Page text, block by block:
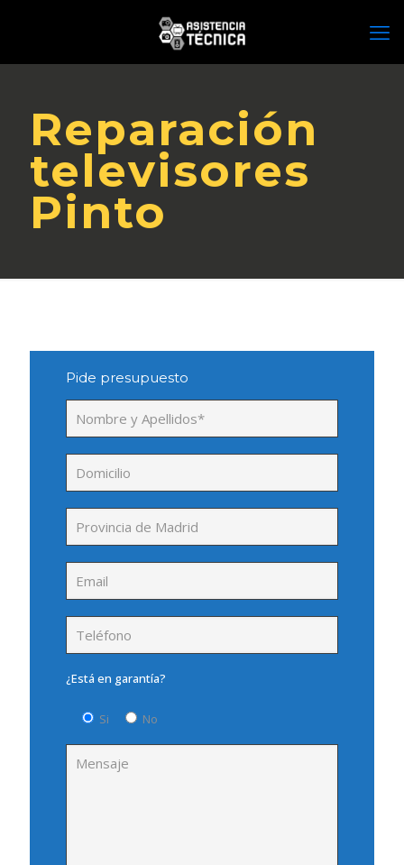
Reparación
televisores
Pinto
Pide presupuesto
¿Está en garantía?
Si No